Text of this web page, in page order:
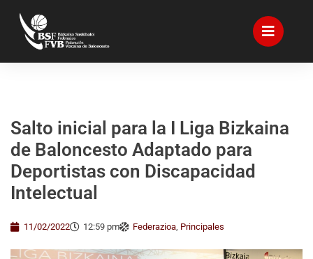
Salto inicial para la I Liga Bizkaina
de Baloncesto Adaptado para
Deportistas con Discapacidad
Intelectual
11/02/2022 12:59 pm Federazioa, Principales